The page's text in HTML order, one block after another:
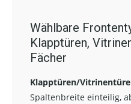
Wählbare
Klapptüren,
Fächer
Klapptüren/
Spaltenbreite einteilig,